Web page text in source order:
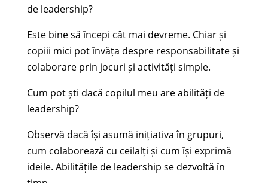
de leadership?
Este bine să începi cât mai devreme. Chiar și
copiii mici pot învăța despre responsabilitate și
colaborare prin jocuri și activități simple.
Cum pot ști dacă copilul meu are abilități de
leadership?
Observă dacă își asumă inițiativa în grupuri,
cum colaborează cu ceilalți și cum își exprimă
ideile. Abilitățile de leadership se dezvoltă în